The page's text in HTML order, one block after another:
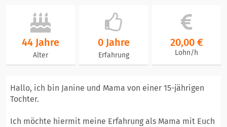
44 Jahre
Alter
0 Jahre
Erfahrung
20,00 €
Lohn/h
Hallo, ich bin Janine und Mama von einer 15-jährigen
Tochter.
Ich möchte hiermit meine Erfahrung als Mama mit Euch